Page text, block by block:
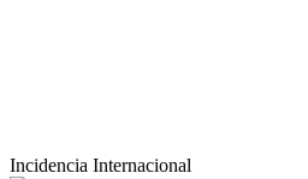
Incidencia Internacional